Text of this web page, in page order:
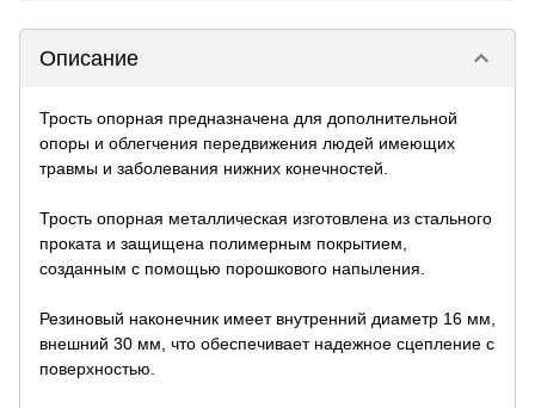
Описание keyboard_arrow_down
Трость опорная предназначена для дополнительной
опоры и облегчения передвижения людей имеющих
травмы и заболевания нижних конечностей.
Трость опорная металлическая изготовлена из стального
проката и защищена полимерным покрытием,
созданным с помощью порошкового напыления.
Резиновый наконечник имеет внутренний диаметр 16 мм,
внешний 30 мм, что обеспечивает надежное сцепление с
поверхностью.